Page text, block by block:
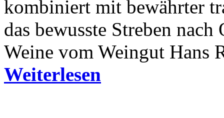
kombiniert mit bewährter
das bewusste Streben
Weine vom Weingut
Weiterlesen